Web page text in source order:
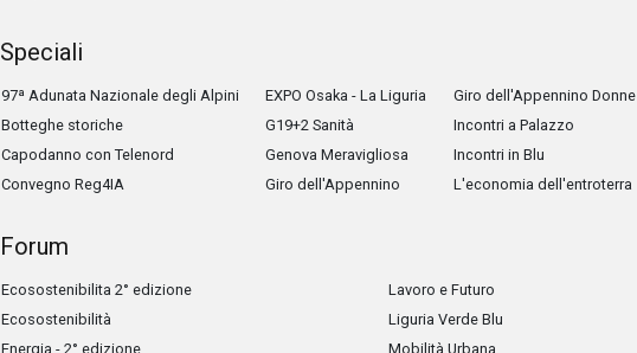
Speciali
97ª Adunata Nazionale degli Alpini
Botteghe storiche
Capodanno con Telenord
Convegno Reg4IA
EXPO Osaka - La Liguria
G19+2 Sanità
Genova Meravigliosa
Giro dell'Appennino
Giro dell'Appennino Donne
Incontri a Palazzo
Incontri in Blu
L'economia dell'entroterra
Forum
Ecosostenibilita 2° edizione
Ecosostenibilità
Energia - 2° edizione
Lavoro e Futuro
Liguria Verde Blu
Mobilità Urbana